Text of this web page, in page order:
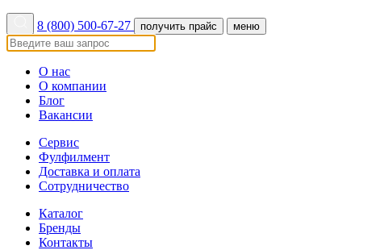
8 (800) 500-67-27 получить прайс меню
О нас
О компании
Блог
Вакансии
Сервис
Фулфилмент
Доставка и оплата
Сотрудничество
Каталог
Бренды
Контакты